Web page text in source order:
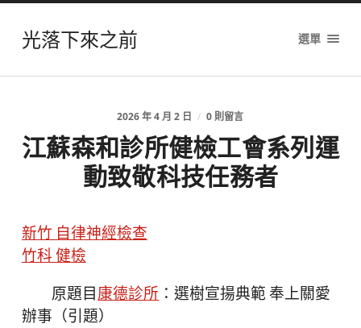
光落下來之前 選單
2026 年 4 月 2 日 / 0 則留言
江蘇森和診所健檢工會系列運
動致敬科技任務者
新竹 自律神經檢查
竹科 健檢
原題目康德診所 ：選樹宣揚典範 奉上關愛
辦事（引題）